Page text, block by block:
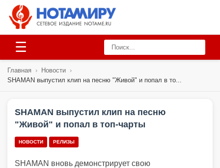
☰
Главная › Новости ›
SHAMAN выпустил клип на песню "Живой" и попал в то...
SHAMAN выпустил клип на песню
"Живой" и попал в топ-чарты
НОВОСТИ РЕЛИЗЫ
SHAMAN вновь демонстрирует свою